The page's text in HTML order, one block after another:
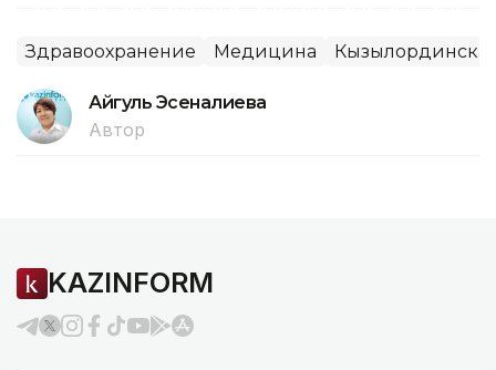
Здравоохранение Медицина
Айгуль Эсеналиева
Автор
KAZINFORM